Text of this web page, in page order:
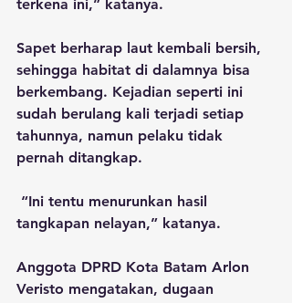
terkena ini,” katanya.
Sapet berharap laut kembali bersih,
sehingga habitat di dalamnya bisa
berkembang. Kejadian seperti ini
sudah berulang kali terjadi setiap
tahunnya, namun pelaku tidak
pernah ditangkap.
tangkapan nelayan,” katanya.
Anggota DPRD Kota Batam Arlon
Veristo mengatakan, dugaan